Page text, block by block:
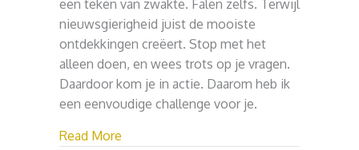
een teken van zwakte. Falen zelfs. Terwijl
nieuwsgierigheid juist de mooiste
ontdekkingen creëert. Stop met het
alleen doen, en wees trots op je vragen.
Daardoor kom je in actie. Daarom heb ik
een eenvoudige challenge voor je.
Read More